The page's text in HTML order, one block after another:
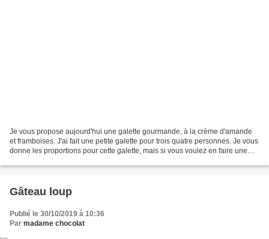
Je vous propose aujourd'hui une galette gourmande, à la crème d'amande
et framboises. J'ai fait une petite galette pour trois quatre personnes. Je vous
donne les proportions pour cette galette, mais si vous voulez en faire une
Gâteau loup
Publié le 30/10/2019 à 10:36
Par madame chocolat